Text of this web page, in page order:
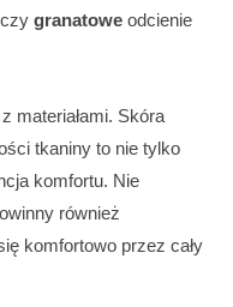
czy granatowe odcienie
materiałami. Skóra
tkaniny to nie tylko
komfortu. Nie
również
komfortowo przez cały